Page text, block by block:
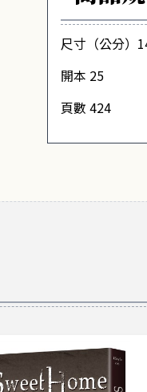
尺寸（公分）
開本 25
頁數 424